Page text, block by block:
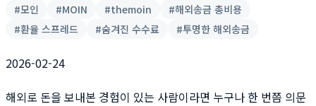
#모인 #MOIN #themoin #해외송금 총비용
#환율 스프레드 #숨겨진 수수료 #투명한 해외송금
2026-02-24
해외로 돈을 보내본 경험이 있는 사람이라면 누구나 한 번쯤 의문